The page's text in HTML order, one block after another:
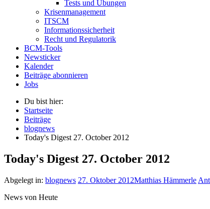
Tests und Übungen
Krisenmanagement
ITSCM
Informationssicherheit
Recht und Regulatorik
BCM-Tools
Newsticker
Kalender
Beiträge abonnieren
Jobs
Du bist hier:
Startseite
Beiträge
blognews
Today's Digest 27. October 2012
Today's Digest 27. October 2012
Abgelegt in: blognews 27. Oktober 2012Matthias Hämmerle
News von Heute